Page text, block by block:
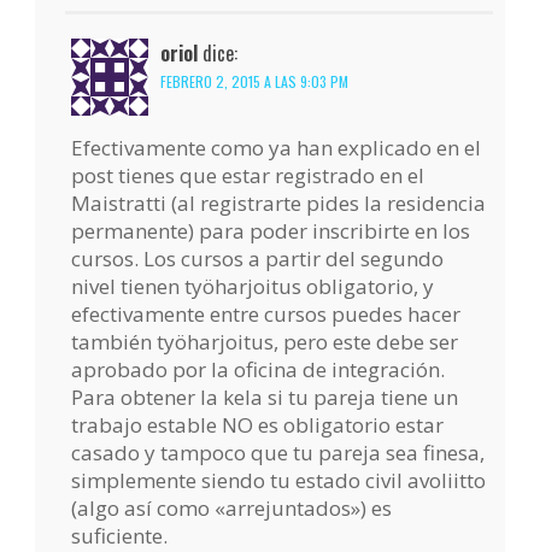
oriol dice:
FEBRERO 2, 2015 A LAS 9:03 PM
Efectivamente como ya han explicado en el
post tienes que estar registrado en el
Maistratti (al registrarte pides la residencia
permanente) para poder inscribirte en los
cursos. Los cursos a partir del segundo
nivel tienen työharjoitus obligatorio, y
efectivamente entre cursos puedes hacer
también työharjoitus, pero este debe ser
aprobado por la oficina de integración.
Para obtener la kela si tu pareja tiene un
trabajo estable NO es obligatorio estar
casado y tampoco que tu pareja sea finesa,
simplemente siendo tu estado civil avoliitto
(algo así como «arrejuntados») es
suficiente.